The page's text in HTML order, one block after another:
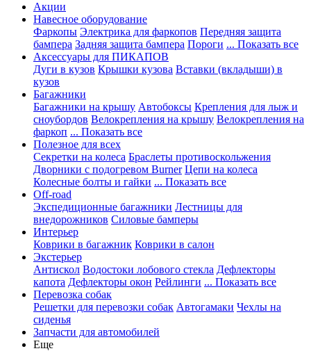
Акции
Навесное оборудование
Фаркопы Электрика для фаркопов Передняя защита
бампера Задняя защита бампера Пороги ... Показать все
Аксессуары для ПИКАПОВ
Дуги в кузов Крышки кузова Вставки (вкладыши) в
кузов
Багажники
Багажники на крышу Автобоксы Крепления для лыж и
сноубордов Велокрепления на крышу Велокрепления на
фаркоп ... Показать все
Полезное для всех
Секретки на колеса Браслеты противоскольжения
Дворники с подогревом Burner Цепи на колеса
Колесные болты и гайки ... Показать все
Off-road
Экспедиционные багажники Лестницы для
внедорожников Силовые бамперы
Интерьер
Коврики в багажник Коврики в салон
Экстерьер
Антискол Водостоки лобового стекла Дефлекторы
капота Дефлекторы окон Рейлинги ... Показать все
Перевозка собак
Решетки для перевозки собак Автогамаки Чехлы на
сиденья
Запчасти для автомобилей
Еще